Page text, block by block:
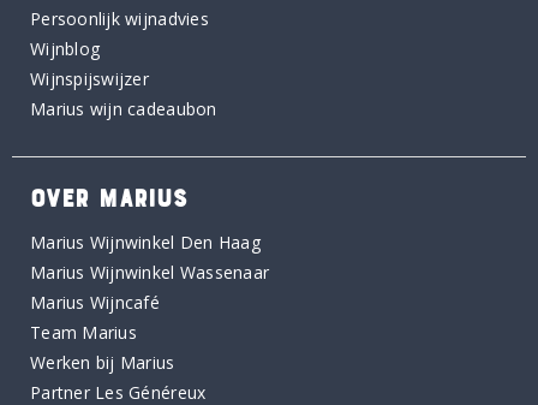
Persoonlijk wijnadvies
Wijnblog
Wijnspijswijzer
Marius wijn cadeaubon
OVER MARIUS
Marius Wijnwinkel Den Haag
Marius Wijnwinkel Wassenaar
Marius Wijncafé
Team Marius
Werken bij Marius
Partner Les Généreux